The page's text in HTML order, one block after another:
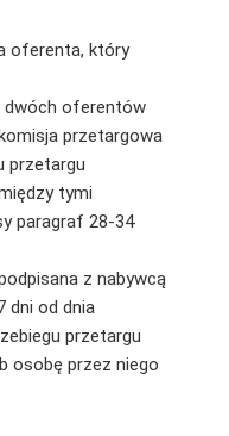
oferenta, który
dwóch oferentów
przetargowa
przetargu
tymi
paragraf 28-34
z nabywcą
dni od dnia
przetargu
osobę przez niego